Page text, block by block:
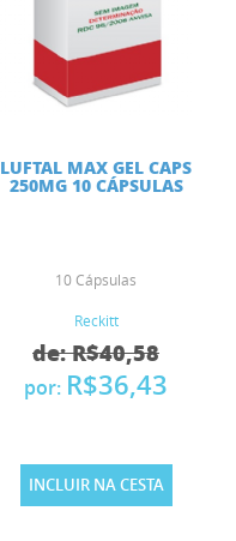
LUFTAL MAX GEL CAPS
250MG 10 CÁPSULAS
10 Cápsulas
Reckitt
de: R$40,58
por: R$36,43
INCLUIR NA CESTA